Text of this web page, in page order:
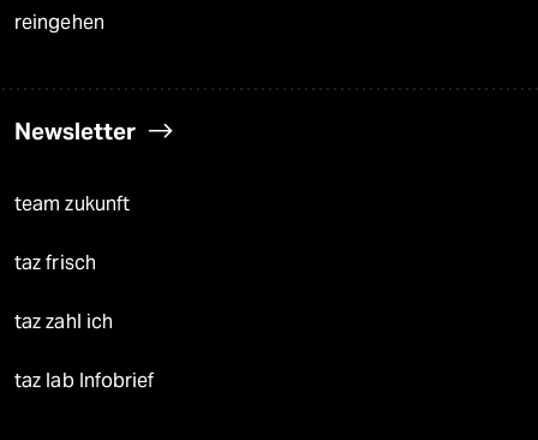
reingehen
Newsletter
team zukunft
taz frisch
taz zahl ich
taz lab Infobrief